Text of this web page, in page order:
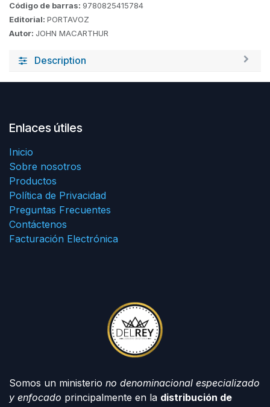
Código de barras: 9780825415784
Editorial: PORTAVOZ
Autor: JOHN MACARTHUR
Description
Enlaces útiles
Inicio
Sobre nosotros
Productos
Política de Privacidad
Preguntas Frecuentes
Contáctenos
Facturación Electrónica
Somos un ministerio no denominacional especializado
y enfocado principalmente en la distribución de